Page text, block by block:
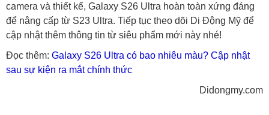
camera và thiết kế, Galaxy S26 Ultra hoàn toàn xứng đáng
để nâng cấp từ S23 Ultra. Tiếp tục theo dõi Di Động Mỹ để
cập nhật thêm thông tin từ siêu phẩm mới này nhé!
Đọc thêm: Galaxy S26 Ultra có bao nhiêu màu? Cập nhật
sau sự kiện ra mắt chính thức
Didongmy.com